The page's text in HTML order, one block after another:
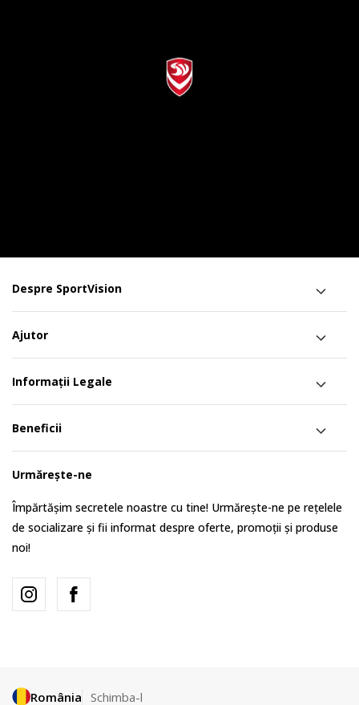
Despre SportVision
Ajutor
Informații Legale
Beneficii
Urmărește-ne
Împărtășim secretele noastre cu tine! Urmărește-ne pe rețelele
de socializare și fii informat despre oferte, promoții și produse
noi!
România Schimba-l